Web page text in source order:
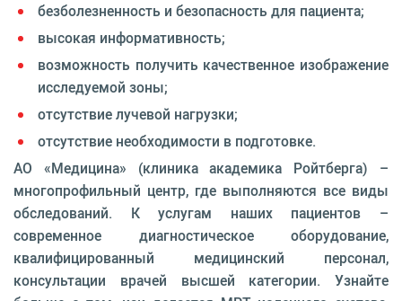
безболезненность и безопасность для пациента;
высокая информативность;
возможность получить качественное изображение
исследуемой зоны;
отсутствие лучевой нагрузки;
отсутствие необходимости в подготовке.
АО «Медицина» (клиника академика Ройтберга) –
многопрофильный центр, где выполняются все виды
обследований. К услугам наших пациентов –
современное диагностическое оборудование,
квалифицированный медицинский персонал,
консультации врачей высшей категории. Узнайте